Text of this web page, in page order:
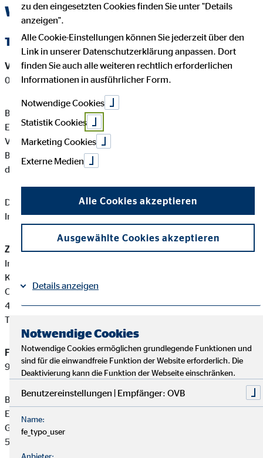
Witten
Tätigkeitsart
Versicherungsvermittler-Registernummer:D-JD9J-3FOTU-
08
Bernd Kleffmann ist ein Versicherungsvertreter mit
Erlaubnispflicht nach § 34 d Abs. 1 GewO, eingetragen in das
Vermittlerregister gemäß § 34d Abs. 10 GewO,
Bundesrepublik Deutschland Berufsrechtliche Regelung: § 34
d GewO, §§ 59 - 68 VVG, VersVermV
Diese berufsrechtlichen Regelungen können Sie auf folgender
Internetseite einsehen:www.gesetze-im-internet.de
Zuständige Erlaubnisbehörde:
Industrie- und Handelskammer Mittleres Ruhrgebiet,
Körperschaft des öffentlichen Rechts
Ostring 30-32
44787 Bochum
Tel: +49 234 9113-0
Finanzanlagenvermittler-Registernummer:D-F-109-QTD9-
96
Bernd Kleffmann ist ein Finanzanlagenvermittler mit
Erlaubnispflicht nach § 34 f Abs. 1 Satz 1 Nummer 1 und 2
GewO, eingetragen in das Vermittlerregister gemäß § 34 f Abs.
5 GewO.
zu den eingesetzten Cookies finden Sie unter "Details
anzeigen".
Alle Cookie-Einstellungen können Sie jederzeit über den
Link in unserer Datenschutzerklärung anpassen. Dort
finden Sie auch alle weiteren rechtlich erforderlichen
Informationen in ausführlicher Form.
Notwendige Cookies
Statistik Cookies
Marketing Cookies
Externe Medien
Alle Cookies akzeptieren
Ausgewählte Cookies akzeptieren
Details anzeigen
Notwendige Cookies
Notwendige Cookies ermöglichen grundlegende Funktionen und
sind für die einwandfreie Funktion der Website erforderlich. Die
Deaktivierung kann die Funktion der Webseite einschränken.
Benutzereinstellungen | Empfänger: OVB
Name:
fe_typo_user
Anbieter: